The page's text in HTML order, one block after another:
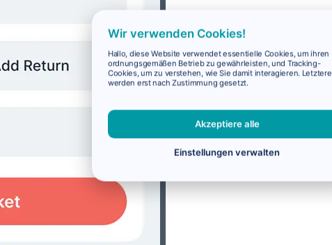
Wir verwenden Cookies!
Hallo, diese Website verwendet essentielle Cookies, um ihren
ordnungsgemäßen Betrieb zu gewährleisten, und Tracking-
Cookies, um zu verstehen, wie Sie damit interagieren. Letztere
werden erst nach Zustimmung gesetzt.
Akzeptiere alle
Einstellungen verwalten